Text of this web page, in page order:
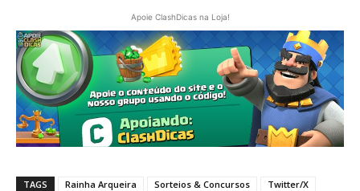
Apoie ClashDicas na Loja!
TAGS Rainha Arqueira Sorteios & Concursos Twitter/X